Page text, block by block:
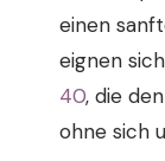
einen
eignen
40, die
ohne sich